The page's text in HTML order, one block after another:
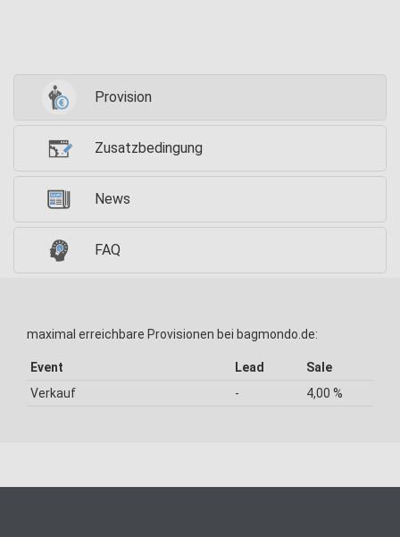
Provision
Zusatzbedingung
News
FAQ
maximal erreichbare Provisionen bei bagmondo.de:
Event Lead
Sale
Verkauf
- 4,00 %